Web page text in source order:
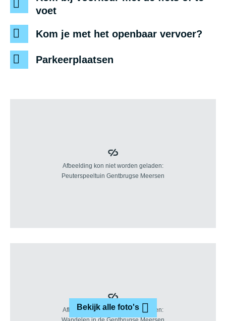
voet
Kom je met het openbaar vervoer?
Parkeerplaatsen
Bekijk alle foto's